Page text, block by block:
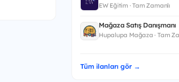
EW Eğitim · Tam Zamanlı
Mağaza Satış Danışmanı
Hupalupa Mağaza · Tam
Tüm ilanları gör →